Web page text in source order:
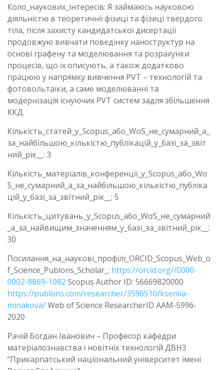
Коло_наукових_інтересів: Я займаюсь науковою
діяльністю в теоретичнії фізиці та фізиці твердого
тіла, після захисту кандидатської дисертації
продовжую вивчати поведінку наноструктур на
основі графену та моделювання та розрахунки
процесів, що їх описують, а також додатково
працюю у напрямку вивчення PVT – технологій та
фотовольтаїки, а саме моделюванні та
модернізація існуючих PVT систем задля збільшення
ККД.
Кількість_статей_у_Scopus_або_WoS_не_сумарний_а_
за_найбільшою_кількістю_публікацій_у_базі_за_звіт
ний_рік__: 3
Кількість_матеріалів_конференції_у_Scopus_або_Wo
S_не_сумарний_а_за_найбільшою_кількістю_публіка
цій_у_базі_за_звітний_рік__: 5
Кількість_цитувань_у_Scopus_або_WoS_не_сумарний
_а_за_найвищим_значенням_у_базі_за_звітний_рік__:
30
Посилання_на_наукові_профілі_ORCID_Scopus_Web_o
f_Science_Publons_Scholar_: https://orcid.org//0000-
0002-8869-1082 Scopus Author ID: 56669820000
https://publons.com/researcher/3596510/kseniia-
minakova/Web of Science ResearcherID AAM-5996-
2020
Рачій Богдан Іванович – Професор кафедри
матеріалознавства і новітніх технологій ДВНЗ
“Прикарпатський національний університет імені